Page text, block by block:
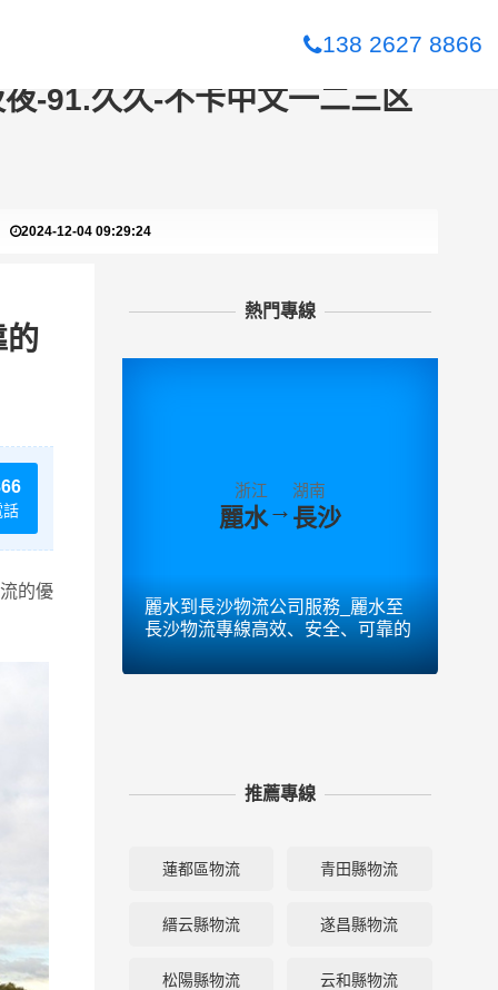
视频-亚洲欧美另类综合-2019天天
-91.久久-不卡中文一二三区
138 2627 8866
2024-12-04 09:29:24
的
話
的優
熱門專線
浙江
麗水→
湖南
長沙
麗水到長沙物流公司服務_麗水至
長沙物流專線高效、安全、可靠的
推薦專線
蓮都區物流 青田縣物流
縉云縣物流 遂昌縣物流
松陽縣物流 云和縣物流